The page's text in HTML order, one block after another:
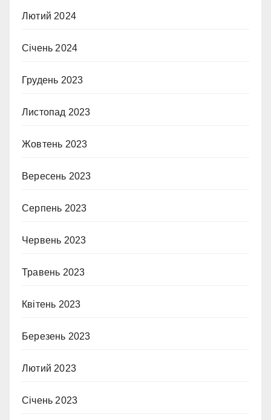
Лютий 2024
Січень 2024
Грудень 2023
Листопад 2023
Жовтень 2023
Вересень 2023
Серпень 2023
Червень 2023
Травень 2023
Квітень 2023
Березень 2023
Лютий 2023
Січень 2023